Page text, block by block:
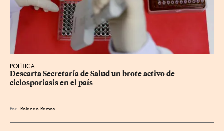
POLÍTICA
Descarta Secretaría de Salud un brote activo de
ciclosporiasis en el país
Por Rolando Ramos